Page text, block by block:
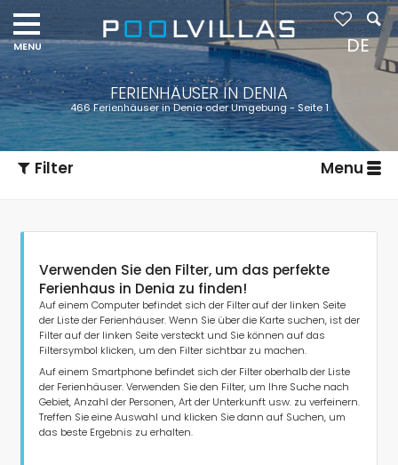
FERIENHÄUSER IN DENIA
466 Ferienhäuser in Denia oder Umgebung - Seite 1
Filter Menu
Art der Unterkunft
Personen
Verwenden Sie den Filter, um das perfekte
Ferienhaus in Denia zu finden!
Auf einem Computer befindet sich der Filter auf der linken Seite
der Liste der Ferienhäuser. Wenn Sie über die Karte suchen, ist der
Filter auf der linken Seite versteckt und Sie können auf das
Filtersymbol klicken, um den Filter sichtbar zu machen.
Auf einem Smartphone befindet sich der Filter oberhalb der Liste
der Ferienhäuser. Verwenden Sie den Filter, um Ihre Suche nach
Gebiet, Anzahl der Personen, Art der Unterkunft usw. zu verfeinern.
Treffen Sie eine Auswahl und klicken Sie dann auf Suchen, um
das beste Ergebnis zu erhalten.
DE